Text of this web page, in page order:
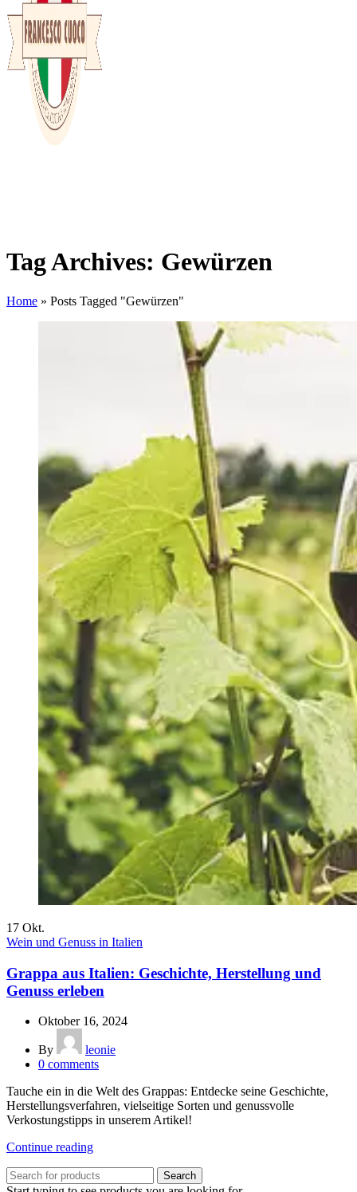
Tag Archives: Gewürzen
Home » Posts Tagged "Gewürzen"
17 Okt.
Wein und Genuss in Italien
Grappa aus Italien: Geschichte, Herstellung und
Genuss erleben
Oktober 16, 2024
By
leonie
0 comments
Tauche ein in die Welt des Grappas: Entdecke seine Geschichte,
Herstellungsverfahren, vielseitige Sorten und genussvolle
Verkostungstipps in unserem Artikel!
Continue reading
Search